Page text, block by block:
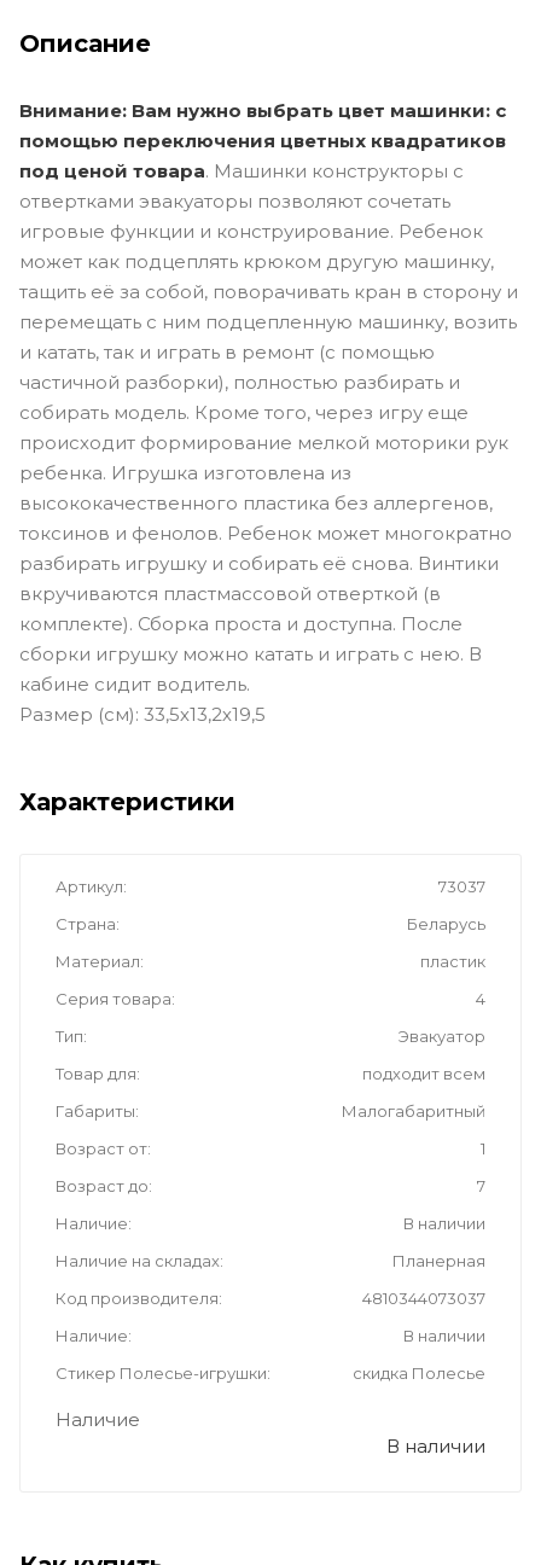
Описание
Внимание: Вам нужно выбрать цвет машинки: с
помощью переключения цветных квадратиков
под ценой товара. Машинки конструкторы с
отвертками эвакуаторы позволяют сочетать
игровые функции и конструирование. Ребенок
может как подцеплять крюком другую машинку,
тащить её за собой, поворачивать кран в сторону и
перемещать с ним подцепленную машинку, возить
и катать, так и играть в ремонт (с помощью
частичной разборки), полностью разбирать и
собирать модель. Кроме того, через игру еще
происходит формирование мелкой моторики рук
ребенка. Игрушка изготовлена из
высококачественного пластика без аллергенов,
токсинов и фенолов. Ребенок может многократно
разбирать игрушку и собирать её снова. Винтики
вкручиваются пластмассовой отверткой (в
комплекте). Сборка проста и доступна. После
сборки игрушку можно катать и играть с нею. В
кабине сидит водитель.
Размер (см): 33,5х13,2х19,5
Характеристики
Артикул
73037
Страна
Беларусь
Материал
пластик
Серия товара
4
Тип
Эвакуатор
Товар для
подходит всем
Габариты
Малогабаритный
Возраст от
1
Возраст до
7
Наличие
В наличии
Наличие на складах
Планерная
Код производителя
4810344073037
Наличие
В наличии
Стикер Полесье-игрушки
скидка Полесье
Наличие
В наличии